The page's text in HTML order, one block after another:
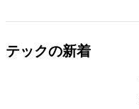
テックの新着